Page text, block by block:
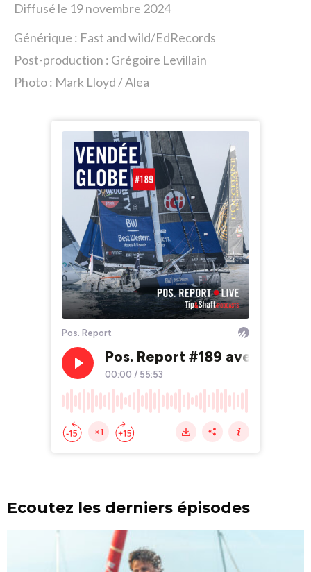
Diffusé le 19 novembre 2024
Générique : Fast and wild/EdRecords
Post-production : Grégoire Levillain
Photo : Mark Lloyd / Alea
Ecoutez les derniers épisodes